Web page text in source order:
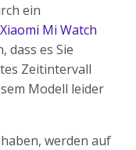
ein
Xiaomi Mi Watch
dass es Sie
Zeitintervall
Modell leider
werden auf